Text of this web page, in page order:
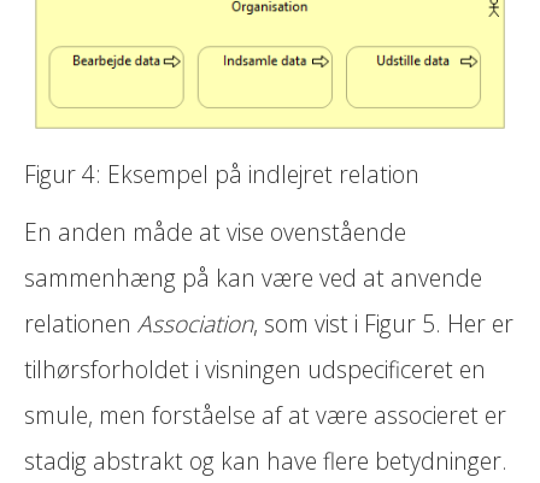
Figur 4: Eksempel på indlejret relation
En anden måde at vise ovenstående
sammenhæng på kan være ved at anvende
relationen Association, som vist i Figur 5. Her er
tilhørsforholdet i visningen udspecificeret en
smule, men forståelse af at være associeret er
stadig abstrakt og kan have flere betydninger.